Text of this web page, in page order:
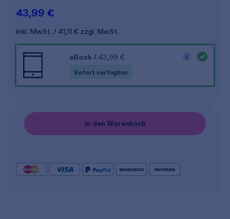
43,99 €
inkl. MwSt. 41,11 € zzgl. MwSt.
eBook / 43,99 €
Sofort verfügbar
In den Warenkorb